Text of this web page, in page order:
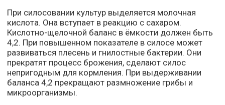
При силосовании культур выделяется молочная
кислота. Она вступает в реакцию с сахаром.
Кислотно-щелочной баланс в ёмкости должен быть
4,2. При повышенном показателе в силосе может
развиваться плесень и гнилостные бактерии. Они
прекратят процесс брожения, сделают силос
непригодным для кормления. При выдерживании
баланса 4,2 прекращают размножение грибы и
микроорганизмы.